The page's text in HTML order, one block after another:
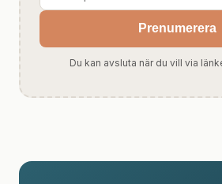
Prenumerera
Du kan avsluta när du vill via